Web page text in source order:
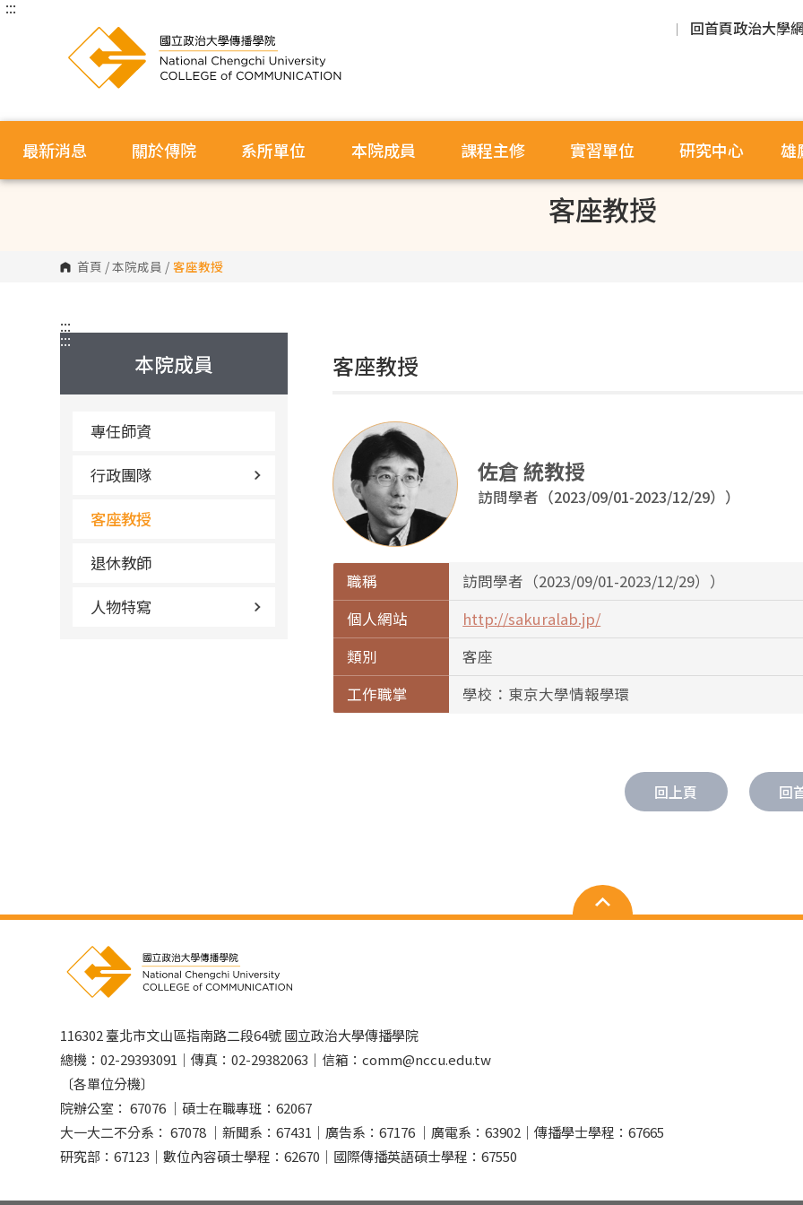
跳
:::
回首頁政治大學
最新消息 關於傳院 系所單位 本院成員 課程主修 實習單位 研究中心 雄
客座教授
首頁 /本院成員 / 客座教授
:::
本院成員
專任師資
行政團隊
客座教授
退休教師
人物特寫
:::
客座教授
佐倉 統教授
訪問學者（2023/09/01-2023/12/29））
職稱
訪問學者（2023/09/01-2023/12/29））
個人網站
http://sakuralab.jp/
類別
客座
工作職掌
學校：東京大學情報學環
回上頁 回
116302 臺北市文山區指南路二段64號 國立政治大學傳播學院
總機：02-29393091｜傳真：02-29382063｜信箱：comm@nccu.edu.tw
〔各單位分機〕
院辦公室： 67076 ｜碩士在職專班：62067
大一大二不分系： 67078 ｜新聞系：67431｜廣告系：67176 ｜廣電系：63902｜傳播學士學程：67665
研究部：67123｜數位內容碩士學程：62670｜國際傳播英語碩士學程：67550